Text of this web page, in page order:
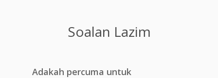
Soalan Lazim
Adakah percuma untuk